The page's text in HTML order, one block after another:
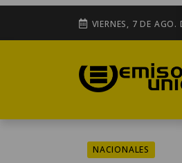
VIERNES, 7 DE
NACIONALES